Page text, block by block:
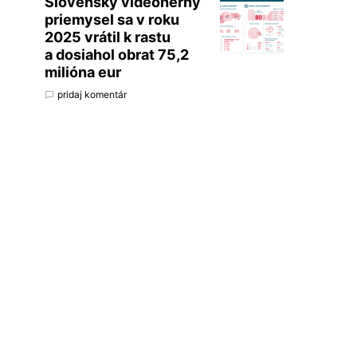
priemysel sa v roku
2025 vrátil k rastu
a dosiahol obrat 75,2
milióna eur
pridaj komentár